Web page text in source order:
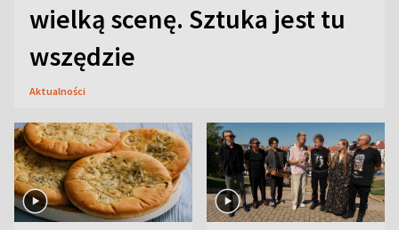
wielką scenę. Sztuka jest tu
wszędzie
Aktualności